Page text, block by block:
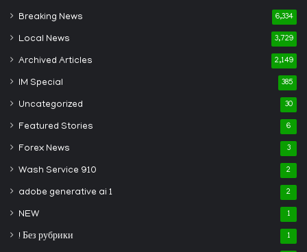
Breaking News 6,334
Local News 3,729
Archived Articles 2,149
IM Special 385
Uncategorized 30
Featured Stories 6
Forex News 3
Wash Service 910 2
adobe generative ai 1 2
NEW 1
! Без рубрики 1